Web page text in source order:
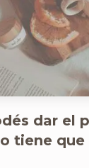
dar el
tiene